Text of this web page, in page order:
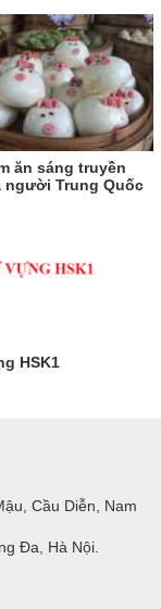
ăn sáng truyền
người Trung Quốc
HSK1
Cầu Diễn, Nam
Đa, Hà Nội.